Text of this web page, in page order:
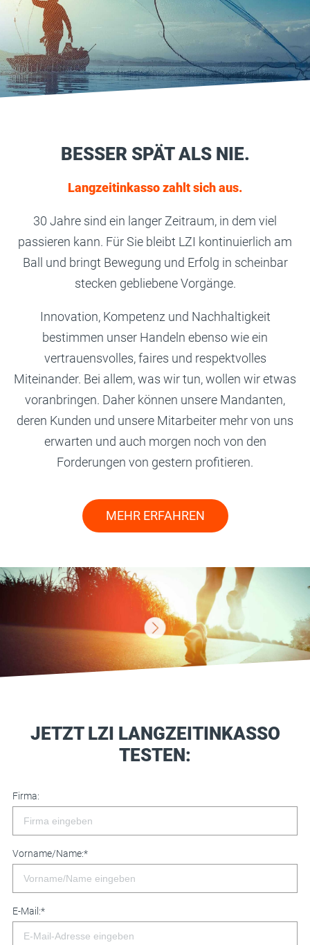
BESSER SPÄT ALS NIE.
Langzeitinkassozahlt sich aus.
30 Jahre sind ein langer Zeitraum, in dem viel
passieren kann. Für Sie bleibt LZI kontinuierlich am
Ball und bringt Bewegung und Erfolg in scheinbar
stecken gebliebene Vorgänge.
Innovation, Kompetenz und Nachhaltigkeit
bestimmen unser Handeln ebenso wie ein
vertrauensvolles, faires und respektvolles
Miteinander. Bei allem, was wir tun, wollen wir etwas
voranbringen. Daher können unsere Mandanten,
deren Kunden und unsere Mitarbeiter mehr von uns
erwarten und auch morgen noch von den
Forderungen von gestern profitieren.
MEHR ERFAHREN
JETZT LZI LANGZEITINKASSO
TESTEN:
Firma:
Vorname/Name:*
E-Mail:*